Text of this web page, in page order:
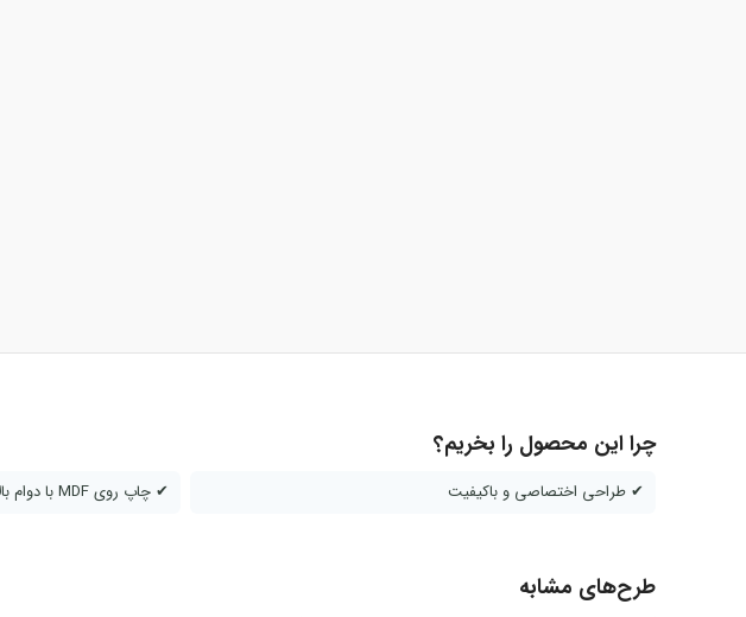
چرا این محصول را بخریم؟
✔ طراحی اختصاصی و باکیفیت ✔ چاپ روی MDF با دوام بالا
طرح‌های مشابه